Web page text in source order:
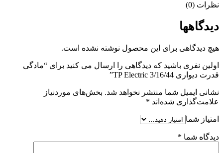
نظرات (0)
دیدگاهها
هیچ دیدگاهی برای این محصول نوشته نشده است.
اولین نفری باشید که دیدگاهی را ارسال می کنید برای “مادگی
قدرت دیواری 3/16/44 TP Electric”
نشانی ایمیل شما منتشر نخواهد شد. بخش‌های موردنیاز
علامت‌گذاری شده‌اند *
امتیاز شما
دیدگاه شما *